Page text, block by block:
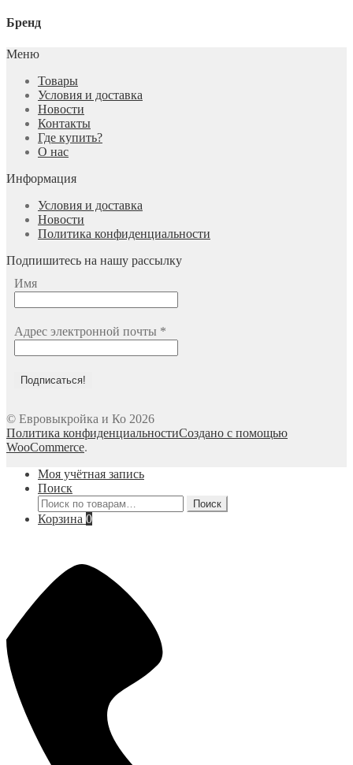
Бренд
Меню
Товары
Условия и доставка
Новости
Контакты
Где купить?
О нас
Информация
Условия и доставка
Новости
Политика конфиденциальности
Подпишитесь на нашу рассылку
Имя
Адрес электронной почты *
© Евровыкройка и Ко 2026
Политика конфиденциальностиСоздано с помощью
WooCommerce.
Моя учётная запись
Поиск
Искать:
Поиск
Корзина 0